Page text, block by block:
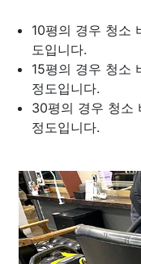
10평의 경우 청소
도입니다.
15평의 경우 청소
정도입니다.
30평의 경우 청소
정도입니다.